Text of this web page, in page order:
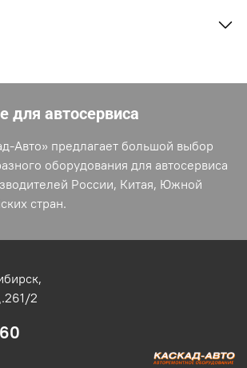
для автосервиса
Авто» предлагает большой выбор
оборудования для автосервиса
России, Китая, Южной
стран.
2